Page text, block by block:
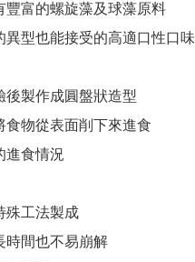
豐富的螺旋藻及球藻原料
型也能接受的高適口性口味
後製作成圓盤狀造型
物從表面削下來進食
進食情況
殊工法製成
時間也不易崩解